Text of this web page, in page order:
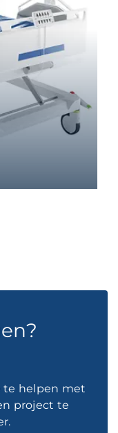
te helpen met
project te